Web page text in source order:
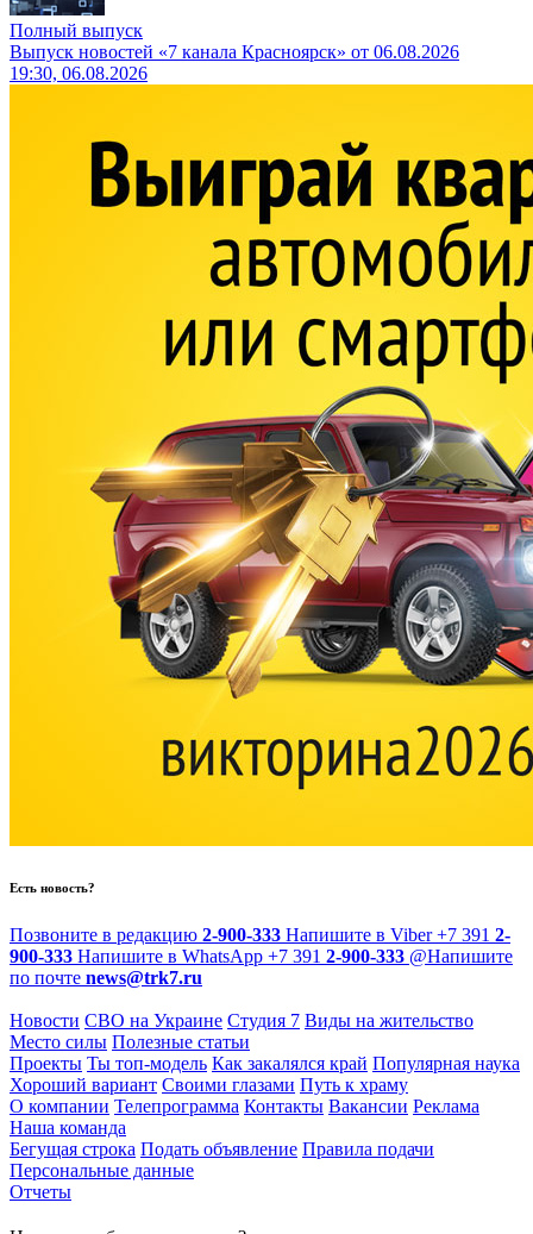
Полный выпуск
Выпуск новостей «7 канала Красноярск» от 06.08.2026
19:30, 06.08.2026
Есть новость?
Позвоните в редакцию 2-900-333 Напишите в Viber +7 391 2-
900-333 Напишите в WhatsApp +7 391 2-900-333 @Напишите
по почте news@trk7.ru
Новости СВО на Украине Студия 7 Виды на жительство
Место силы Полезные статьи
Проекты Ты топ-модель Как закалялся край Популярная наука
Хороший вариант Своими глазами Путь к храму
О компании Телепрограмма Контакты Вакансии Реклама
Наша команда
Бегущая строка Подать объявление Правила подачи
Персональные данные
Отчеты